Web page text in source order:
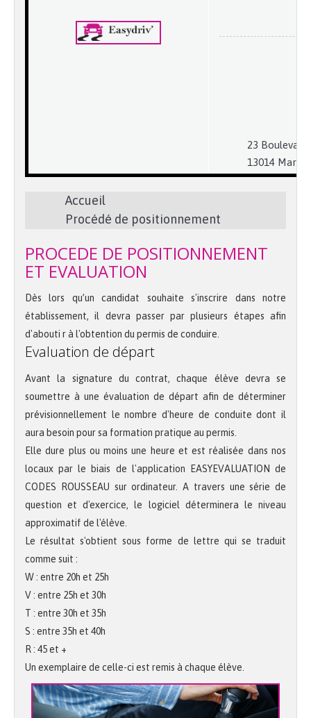
23
13014
Accueil
Procédé de positionnement
PROCEDE DE POSITIONNEMENT
ET EVALUATION
Dès lors qu’un candidat souhaite s'inscrire dans notre
établissement, il devra passer par plusieurs étapes afin
d'abouti r à l'obtention du permis de conduire.
Evaluation de départ
Avant la signature du contrat, chaque élève devra se
soumettre à une évaluation de départ afin de déterminer
prévisionnellement le nombre d'heure de conduite dont il
aura besoin pour sa formation pratique au permis.
Elle dure plus ou moins une heure et est réalisée dans nos
locaux par le biais de l'application EASYEVALUATION de
CODES ROUSSEAU sur ordinateur. A travers une série de
question et d'exercice, le logiciel déterminera le niveau
approximatif de l'élève.
Le résultat s'obtient sous forme de lettre qui se traduit
comme suit :
W : entre 20h et 25h
V : entre 25h et 30h
T : entre 30h et 35h
S : entre 35h et 40h
R : 45 et +
Un exemplaire de celle-ci est remis à chaque élève.